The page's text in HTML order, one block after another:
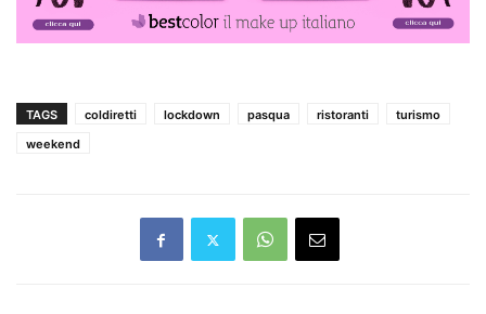
TAGS coldiretti lockdown pasqua ristoranti
turismo
weekend